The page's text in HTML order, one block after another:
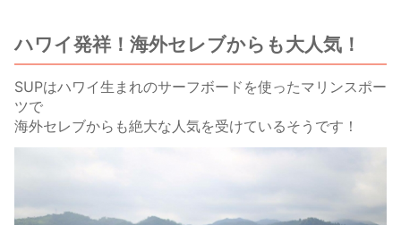
ハワイ発祥！海外セレブからも大人気！
SUPはハワイ生まれのサーフボードを使ったマリンスポー
ツで
海外セレブからも絶大な人気を受けているそうです！